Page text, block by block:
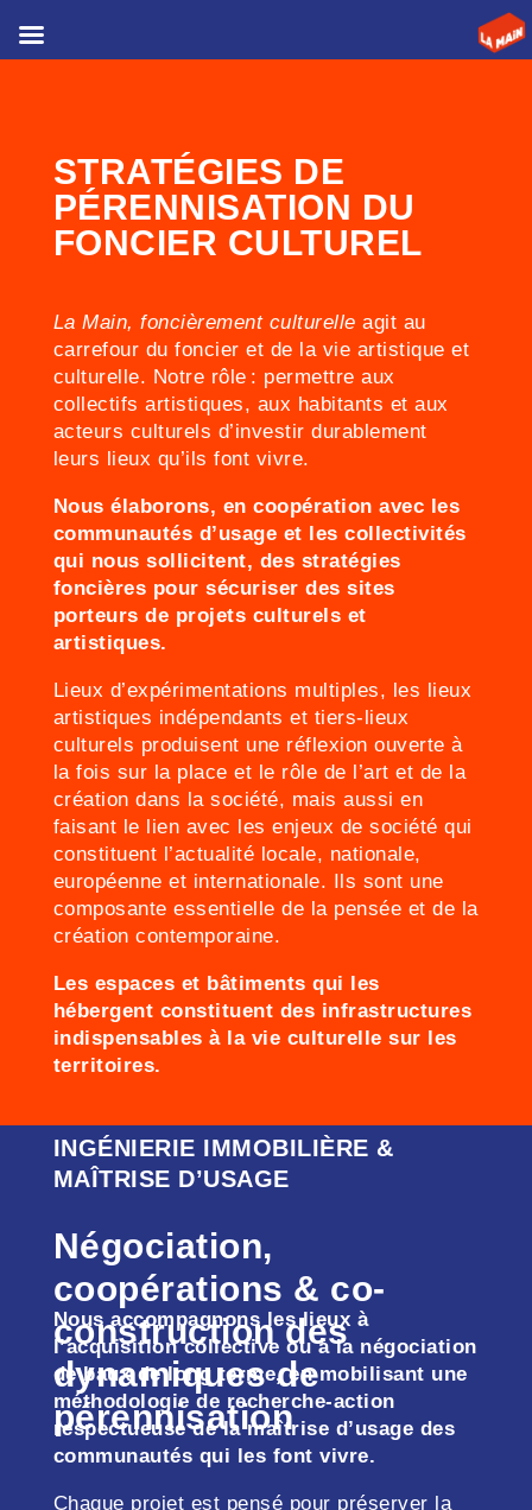
STRATÉGIES DE
PÉRENNISATION DU
FONCIER CULTUREL
La Main, foncièrement culturelle agit au
carrefour du foncier et de la vie artistique et
culturelle. Notre rôle : permettre aux
collectifs artistiques, aux habitants et aux
acteurs culturels d’investir durablement
leurs lieux qu’ils font vivre.
Nous élaborons, en coopération avec les
communautés d’usage et les collectivités
qui nous sollicitent, des stratégies
foncières pour sécuriser des sites
porteurs de projets culturels et
artistiques.
Lieux d’expérimentations multiples, les lieux
artistiques indépendants et tiers-lieux
culturels produisent une réflexion ouverte à
la fois sur la place et le rôle de l’art et de la
création dans la société, mais aussi en
faisant le lien avec les enjeux de société qui
constituent l’actualité locale, nationale,
européenne et internationale. Ils sont une
composante essentielle de la pensée et de la
création contemporaine.
Les espaces et bâtiments qui les
hébergent constituent des infrastructures
indispensables à la vie culturelle sur les
territoires.
INGÉNIERIE IMMOBILIÈRE &
MAÎTRISE D’USAGE
Négociation,
coopérations & co-
construction des
dynamiques de
pérennisation
Nous accompagnons les lieux à
l’acquisition collective ou à la négociation
de baux de long terme, en mobilisant une
méthodologie de recherche-action
respectueuse de la maîtrise d’usage des
communautés qui les font vivre.
Chaque projet est pensé pour préserver la